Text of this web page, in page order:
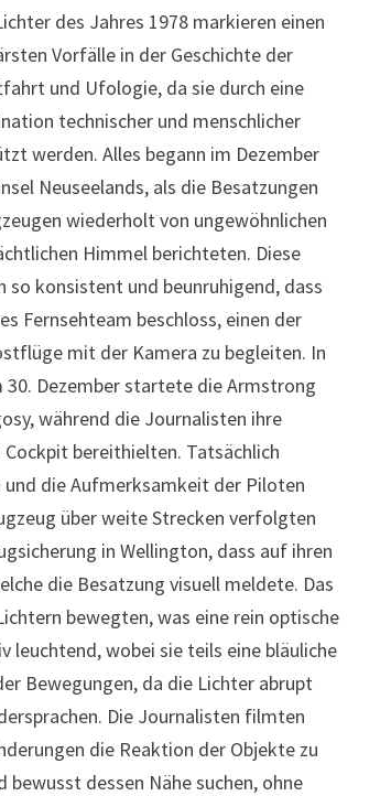
des Jahres 1978 markieren einen
Vorfälle in der Geschichte der
und Ufologie, da sie durch eine
technischer und menschlicher
werden. Alles begann im Dezember
Neuseelands, als die Besatzungen
wiederholt von ungewöhnlichen
Himmel berichteten. Diese
so konsistent und beunruhigend, dass
Fernsehteam beschloss, einen der
mit der Kamera zu begleiten. In
30. Dezember startete die Armstrong
während die Journalisten ihre
bereithielten. Tatsächlich
die Aufmerksamkeit der Piloten
über weite Strecken verfolgten
in Wellington, dass auf ihren
die Besatzung visuell meldete. Das
bewegten, was eine rein optische
leuchtend, wobei sie teils eine bläuliche
Bewegungen, da die Lichter abrupt
Die Journalisten filmten
die Reaktion der Objekte zu
dessen Nähe suchen, ohne